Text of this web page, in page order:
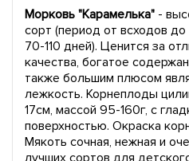
Морковь "Карамелька"-
сорт (период от всходов до
70-110 дней). Ценится за
качества, богатое
также большим плюсом
лежкость. Корнеплоды
17см, массой 95-160г, с
поверхностью. Окраска
Мякоть сочная, нежная и